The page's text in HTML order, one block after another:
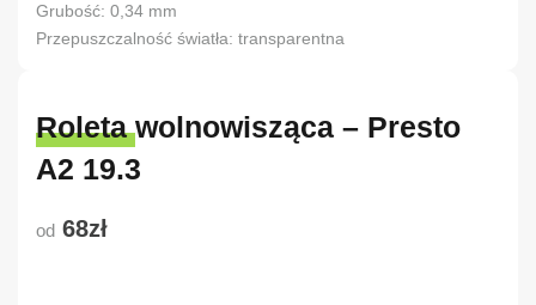
Grubość: 0,34 mm
Przepuszczalność światła: transparentna
Roleta wolnowisząca – Presto
A2 19.3
od 68zł